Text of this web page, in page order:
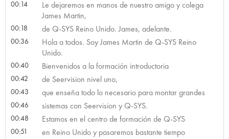
00:14
Le dejaremos en manos de nuestro amigo y colega
James Martin,
00:18 de Q-SYS Reino Unido. James, adelante.
00:36
Hola a todos. Soy James Martin de Q-SYS Reino
Unido.
00:40 Bienvenidos a la formación introductoria
00:42 de Seervision nivel uno,
00:43 que enseña todo lo necesario para montar grandes
00:46 sistemas con Seervision y Q-SYS.
00:48 Estamos en el centro de formación de Q-SYS
00:51 en Reino Unido y pasaremos bastante tiempo